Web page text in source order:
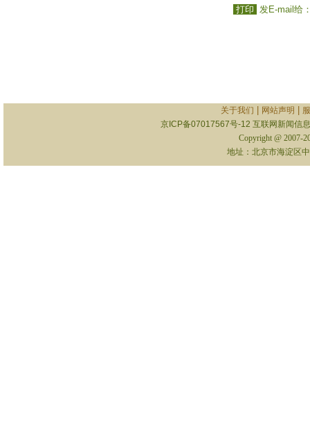
打印 发E-mail给
关于我们 网站声明
京ICP备07017567号-12 互联网新闻信
Copyright @ 2007-
地址：北京市海淀区